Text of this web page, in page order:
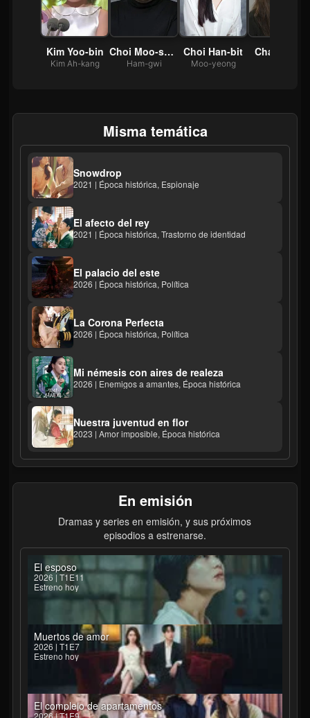
Kim Yoo-bin
Kim Ah-kang
Choi Moo-seong
Ham-gwi
Choi Han-bit
Moo-yeong
Cha Min-jee
Misma temática
Snowdrop
2021 | Época histórica, Espionaje
El afecto del rey
2021 | Época histórica, Trastorno de identidad
El palacio del este
2026 | Época histórica, Política
La Corona Perfecta
2026 | Época histórica, Política
Mi némesis con aires de realeza
2026 | Enemigos a amantes, Época histórica
Nuestra juventud en flor
2023 | Amor imposible, Época histórica
En emisión
Dramas y series en emisión, y sus próximos
episodios a estrenarse.
El esposo
2026 | T1E11
Estreno hoy
Muertos de amor
2026 | T1E7
Estreno hoy
El complejo de apartamentos
2026 | T1E9